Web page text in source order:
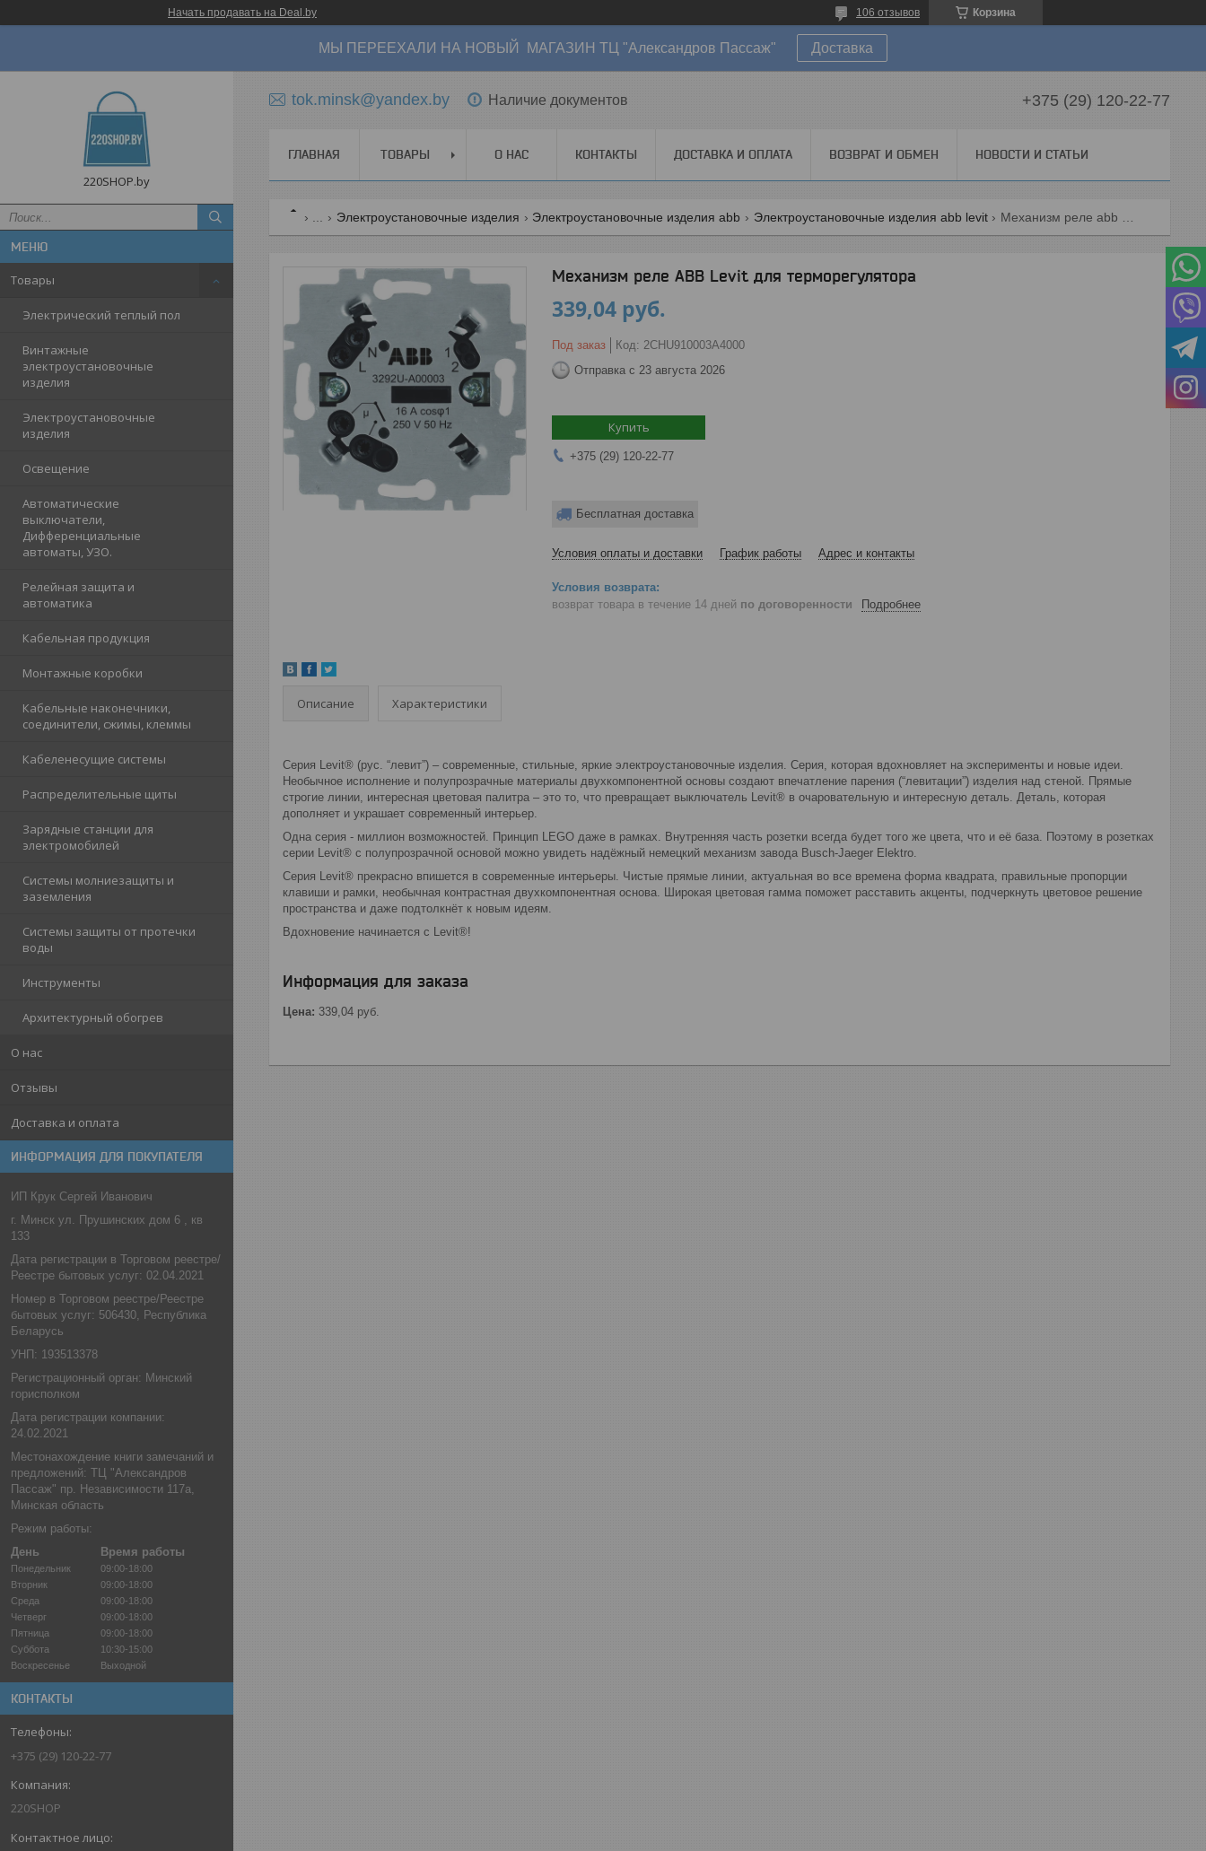
Начать продавать на Deal.by Корзина
106 отзывов
МЫ ПЕРЕЕХАЛИ НА НОВЫЙ МАГАЗИН ТЦ "Александров Пассаж" Доставка
220SHOP.by
Товары
Электрический теплый пол
Винтажные
электроустановочные
изделия
Электроустановочные
изделия
Освещение
Автоматические
выключатели,
Дифференциальные
автоматы, УЗО.
Релейная защита и
автоматика
Кабельная продукция
Монтажные коробки
Кабельные наконечники,
соединители, сжимы, клеммы
Кабеленесущие системы
Распределительные щиты
Зарядные станции для
электромобилей
Системы молниезащиты и
заземления
Системы защиты от протечки
воды
Инструменты
Архитектурный обогрев
О нас
Отзывы
Доставка и оплата
ИНФОРМАЦИЯ ДЛЯ ПОКУПАТЕЛЯ
ИП Крук Сергей Иванович
г. Минск ул. Прушинских дом 6 , кв
133
Дата регистрации в Торговом реестре/
Реестре бытовых услуг: 02.04.2021
Номер в Торговом реестре/Реестре
бытовых услуг: 506430, Республика
Беларусь
УНП: 193513378
Регистрационный орган: Минский
горисполком
Дата регистрации компании:
24.02.2021
Местонахождение книги замечаний и
предложений: ТЦ "Александров
Пассаж" пр. Независимости 117а,
Минская область
Режим работы:
День
Время работы
Понедельник
09:00-18:00
Вторник
09:00-18:00
Среда
09:00-18:00
Четверг
09:00-18:00
Пятница
09:00-18:00
Суббота
10:30-15:00
Воскресенье
Выходной
КОНТАКТЫ
+375 (29) 120-22-77
220SHOP
tok.minsk@yandex.by Наличие документов +375 (29) 120-22-77
ГЛАВНАЯ ТОВАРЫ О НАС КОНТАКТЫ ДОСТАВКА И ОПЛАТА ВОЗВРАТ И ОБМЕН НОВОСТИ И СТАТЬИ
Электроустановочные изделия Электроустановочные изделия abb Электроустановочные изделия abb levit
Механизм реле ABB Levit для терморегулятора
339,04 руб.
Под заказ Код: 2CHU910003A4000
Отправка с 23 августа 2026
Купить
+375 (29) 120-22-77
Бесплатная доставка
Условия оплаты и доставки График работы Адрес и контакты
возврат товара в течение 14 дней по договоренности Подробнее
Описание Характеристики
Серия Levit® (рус. “левит”) – современные, стильные, яркие электроустановочные изделия. Серия, которая вдохновляет на эксперименты и новые идеи.
Необычное исполнение и полупрозрачные материалы двухкомпонентной основы создают впечатление парения (“левитации”) изделия над стеной. Прямые
строгие линии, интересная цветовая палитра – это то, что превращает выключатель Levit® в очаровательную и интересную деталь. Деталь, которая
дополняет и украшает современный интерьер.
Одна серия - миллион возможностей. Принцип LEGO даже в рамках. Внутренняя часть розетки всегда будет того же цвета, что и её база. Поэтому в розетках
серии Lеvit® с полупрозрачной основой можно увидеть надёжный немецкий механизм завода Busch-Jaeger Elektro.
Серия Levit® прекрасно впишется в современные интерьеры. Чистые прямые линии, актуальная во все времена форма квадрата, правильные пропорции
клавиши и рамки, необычная контрастная двухкомпонентная основа. Широкая цветовая гамма поможет расставить акценты, подчеркнуть цветовое решение
пространства и даже подтолкнёт к новым идеям.
Вдохновение начинается с Levit®!
Информация для заказа
Цена: 339,04 руб.